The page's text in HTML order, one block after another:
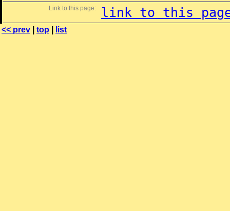
Link to this page: link to this
<< prev top list